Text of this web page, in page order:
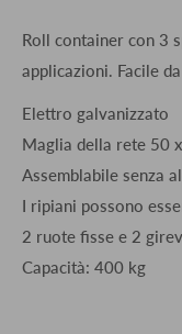
Roll container con 3
applicazioni. Facile
Elettro galvanizzato
Maglia della rete 50
Assemblabile senza
I ripiani possono
2 ruote fisse e 2
Capacità: 400 kg